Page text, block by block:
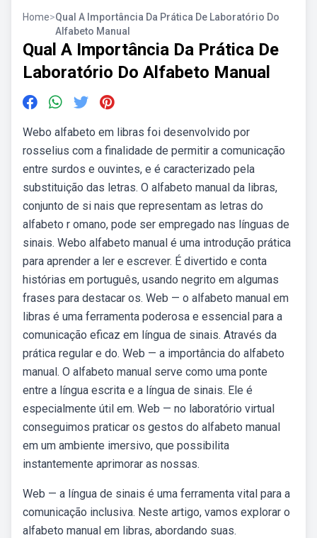
Home>Qual A Importância Da Prática De Laboratório Do
Alfabeto Manual
Qual A Importância Da Prática De
Laboratório Do Alfabeto Manual
Webo alfabeto em libras foi desenvolvido por
rosselius com a finalidade de permitir a comunicação
entre surdos e ouvintes, e é caracterizado pela
substituição das letras. O alfabeto manual da libras,
conjunto de si nais que representam as letras do
alfabeto r omano, pode ser empregado nas línguas de
sinais. Webo alfabeto manual é uma introdução prática
para aprender a ler e escrever. É divertido e conta
histórias em português, usando negrito em algumas
frases para destacar os. Web — o alfabeto manual em
libras é uma ferramenta poderosa e essencial para a
comunicação eficaz em língua de sinais. Através da
prática regular e do. Web — a importância do alfabeto
manual. O alfabeto manual serve como uma ponte
entre a língua escrita e a língua de sinais. Ele é
especialmente útil em. Web — no laboratório virtual
conseguimos praticar os gestos do alfabeto manual
em um ambiente imersivo, que possibilita
instantemente aprimorar as nossas.
Web — a língua de sinais é uma ferramenta vital para a
comunicação inclusiva. Neste artigo, vamos explorar o
alfabeto manual em libras, abordando suas.